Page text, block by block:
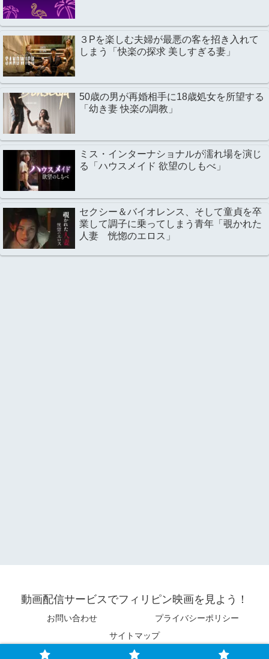
３Pを楽しむ夫婦が最悪の客を招き入れて
しまう「快楽の探求 美しすぎる妻」
50歳の男が再婚相手に18歳処女を所望する
「幼き妻 快楽の調教」
ミス・インターナショナルが濡れ場を演じ
る「ハウスメイド 欲望のしもべ」
セクシー＆バイオレンス、そして童貞を卒
業して調子に乗ってしまう青年「覗かれた
人妻 恍惚のエロス」
動画配信サービスでフィリピン映画を見よう！
お問い合わせ
プライバシーポリシー
サイトマップ
© 2025 動画配信サービスでフィリピン映画を見よう！.